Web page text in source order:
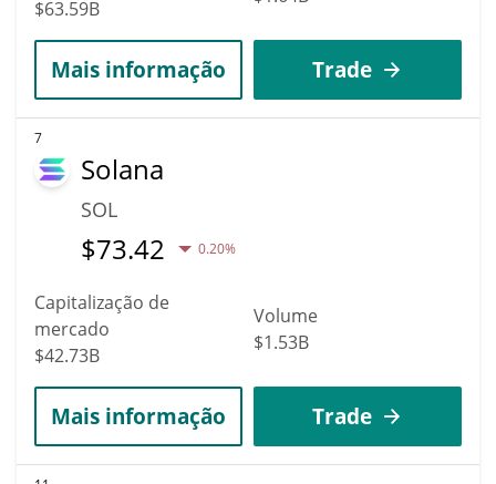
$63.59B
Mais informação Trade
7
Solana
SOL
$73.42 0.20%
Capitalização de
mercado
$42.73B
Volume
$1.53B
Mais informação Trade